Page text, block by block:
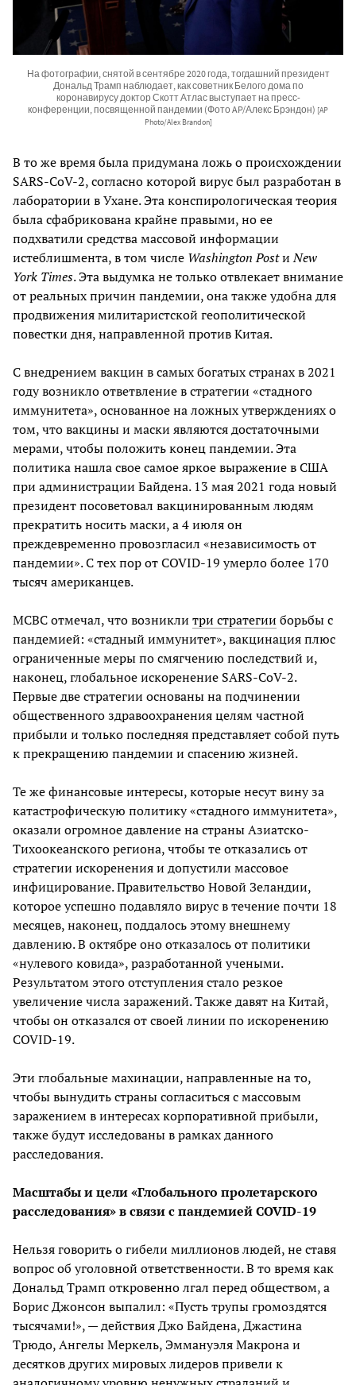
На фотографии, снятой в сентябре 2020 года, тогдашний президент
Дональд Трамп наблюдает, как советник Белого дома по
коронавирусу доктор Скотт Атлас выступает на пресс-
конференции, посвященной пандемии (Фото AP/Алекс Брэндон) [AP
Photo/Alex Brandon]
В то же время была придумана ложь о происхождении
SARS-CoV-2, согласно которой вирус был разработан в
лаборатории в Ухане. Эта конспирологическая теория
была сфабрикована крайне правыми, но ее
подхватили средства массовой информации
истеблишмента, в том числе Washington PostиNew
York Times. Эта выдумка не только отвлекает внимание
от реальных причин пандемии, она также удобна для
продвижения милитаристской геополитической
повестки дня, направленной против Китая.
С внедрением вакцин в самых богатых странах в 2021
году возникло ответвление в стратегии «стадного
иммунитета», основанное на ложных утверждениях о
том, что вакцины и маски являются достаточными
мерами, чтобы положить конец пандемии. Эта
политика нашла свое самое яркое выражение в США
при администрации Байдена. 13 мая 2021 года новый
президент посоветовал вакцинированным людям
прекратить носить маски, а 4 июля он
преждевременно провозгласил «независимость от
пандемии». С тех пор от COVID-19 умерло более 170
тысяч американцев.
МСВС отмечал, что возникли три стратегии борьбы с
пандемией: «стадный иммунитет», вакцинация плюс
ограниченные меры по смягчению последствий и,
наконец, глобальное искоренение SARS-CoV-2.
Первые две стратегии основаны на подчинении
общественного здравоохранения целям частной
прибыли и только последняя представляет собой путь
к прекращению пандемии и спасению жизней.
Те же финансовые интересы, которые несут вину за
катастрофическую политику «стадного иммунитета»,
оказали огромное давление на страны Азиатско-
Тихоокеанского региона, чтобы те отказались от
стратегии искоренения и допустили массовое
инфицирование. Правительство Новой Зеландии,
которое успешно подавляло вирус в течение почти 18
месяцев, наконец, поддалось этому внешнему
давлению. В октябре оно отказалось от политики
«нулевого ковида», разработанной учеными.
Результатом этого отступления стало резкое
увеличение числа заражений. Также давят на Китай,
чтобы он отказался от своей линии по искоренению
COVID-19.
Эти глобальные махинации, направленные на то,
чтобы вынудить страны согласиться с массовым
заражением в интересах корпоративной прибыли,
также будут исследованы в рамках данного
расследования.
Масштабы и цели «Глобального пролетарского
расследования» в связи с пандемией COVID-19
Нельзя говорить о гибели миллионов людей, не ставя
вопрос об уголовной ответственности. В то время как
Дональд Трамп откровенно лгал перед обществом, а
Борис Джонсон выпалил: «Пусть трупы громоздятся
тысячами!», — действия Джо Байдена, Джастина
Трюдо, Ангелы Меркель, Эммануэля Макрона и
десятков других мировых лидеров привели к